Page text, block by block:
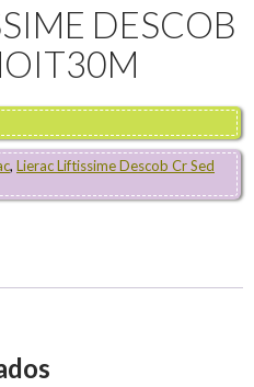
DESCOB
, Lierac Liftissime Descob Cr Sed